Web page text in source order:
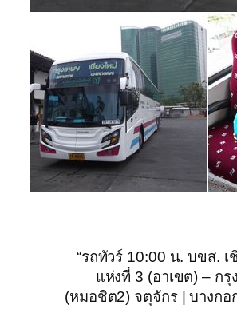
“รถทัวร์ 10:00 น. บขส. เ
แห่งที่ 3 (อาเขต) – กรุ
(หมอชิต2) จตุจักร | บางกอ